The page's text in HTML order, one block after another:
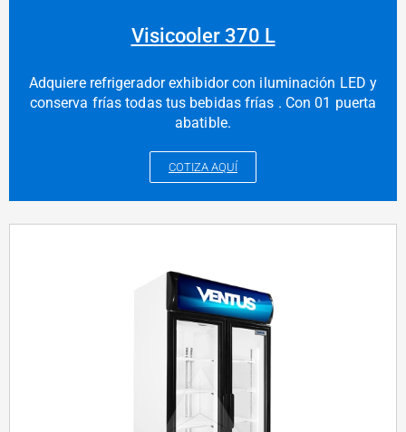
Visicooler 370 L
Adquiere refrigerador exhibidor con iluminación LED y
conserva frías todas tus bebidas frías . Con 01 puerta
abatible.
COTIZA AQUÍ